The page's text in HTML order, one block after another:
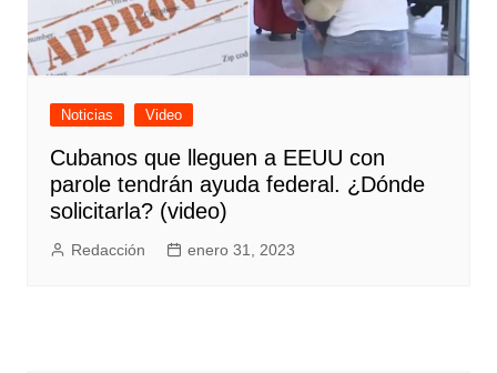
Noticias Video
Cubanos que lleguen a EEUU con
parole tendrán ayuda federal. ¿Dónde
solicitarla? (video)
Redacción enero 31, 2023